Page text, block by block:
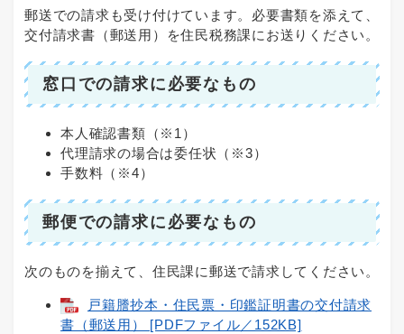
郵送での請求も受け付けています。必要書類を添えて、
交付請求書（郵送用）を住民税務課にお送りください。
窓口での請求に必要なもの
本人確認書類（※1）
代理請求の場合は委任状（※3）
手数料（※4）
郵便での請求に必要なもの
次のものを揃えて、住民課に郵送で請求してください。
戸籍謄抄本・住民票・印鑑証明書の交付請求
書（郵送用） [PDFファイル／152KB]